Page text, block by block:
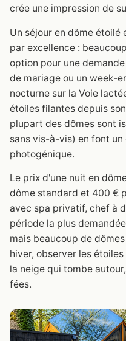
crée une impression de
Un séjour en dôme
par excellence :
option pour une
de mariage ou un week-
nocturne sur la Voie
étoiles filantes depuis
plupart des dômes sont
sans vis-à-vis) en font
photogénique.
Le prix d'une nuit en
dôme standard et 400 €
avec spa privatif, chef à
période la plus
mais beaucoup de
hiver, observer les
la neige qui tombe
fées.